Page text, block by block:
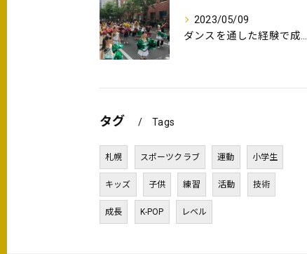
2023/05/09
ダンスを通した経験で成長やチームワークの機会をご提供するスクールです｜蹴道スポーツクラブ
タグ Tags
札幌 スポーツクラブ 運動 小学生
キッズ 子供 練習 活動 技術
成長 K-POP レベル